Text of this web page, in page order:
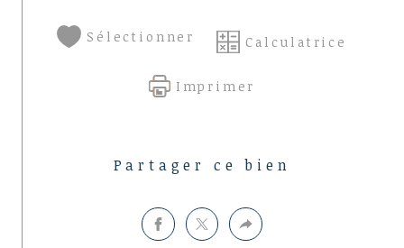
Sélectionner Calculatrice
Imprimer
Partager ce bien